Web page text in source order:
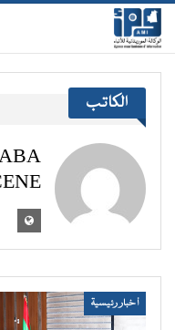
الكاتب
أخبار رئيسية